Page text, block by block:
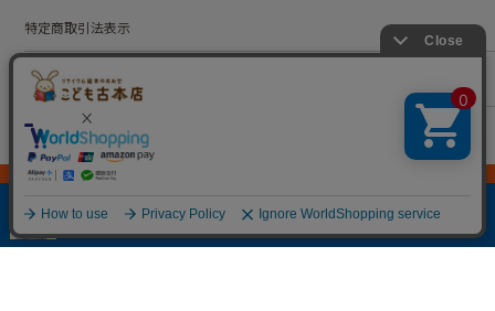
特定商取引法表示
お問い合わせ
© Kodomofuruhonten. all rights reserved.